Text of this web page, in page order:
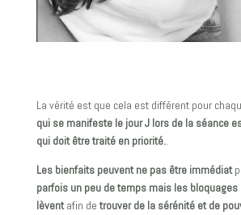
La vérité est que cela est différent pour
qui se manifeste le jour J lors de la séance
qui doit être traité en priorité..
Les bienfaits peuvent ne pas être immédiat
parfois un peu de temps mais les
lèventafin de trouver de la sérénité et de